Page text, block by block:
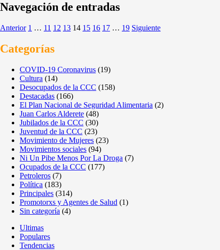
Navegación de entradas
Anterior 1 … 11 12 13 14 15 16 17 … 19 Siguiente
Categorías
COVID-19 Coronavirus (19)
Cultura (14)
Desocupados de la CCC (158)
Destacadas (166)
El Plan Nacional de Seguridad Alimentaria (2)
Juan Carlos Alderete (48)
Jubilados de la CCC (30)
Juventud de la CCC (23)
Movimiento de Mujeres (23)
Movimientos sociales (94)
Ni Un Pibe Menos Por La Droga (7)
Ocupados de la CCC (177)
Petroleros (7)
Política (183)
Principales (314)
Promotorxs y Agentes de Salud (1)
Sin categoría (4)
Ultimas
Populares
Tendencias